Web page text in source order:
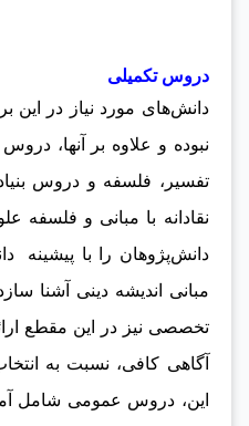
دروس تکمیلی
دانش‌های مورد نیاز در این
نبوده و علاوه بر آنها،
تفسیر، فلسفه و دروس
نقادانه با مبانی و فلسفه
دانش‌پژوهان را با پیشینه
مبانی اندیشه دینی آشنا
تخصصی نیز در این مقطع
آگاهی کافی، نسبت به
این، دروس عمومی شامل